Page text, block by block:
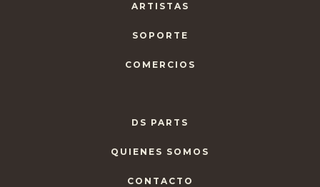
ARTISTAS
SOPORTE
COMERCIOS
DS PARTS
QUIENES SOMOS
CONTACTO